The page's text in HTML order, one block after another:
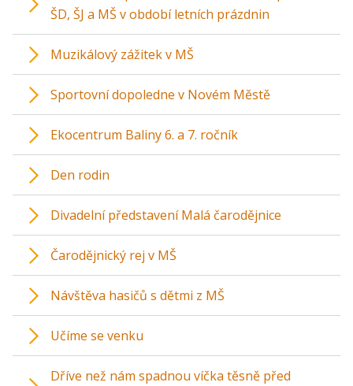
ŠD, ŠJ a MŠ v období letních prázdnin
Muzikálový zážitek v MŠ
Sportovní dopoledne v Novém Městě
Ekocentrum Baliny 6. a 7. ročník
Den rodin
Divadelní představení Malá čarodějnice
Čarodějnický rej v MŠ
Návštěva hasičů s dětmi z MŠ
Učíme se venku
Dříve než nám spadnou víčka těsně před